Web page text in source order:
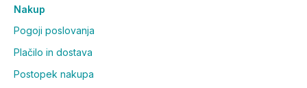
Nakup
Pogoji poslovanja
Plačilo in dostava
Postopek nakupa